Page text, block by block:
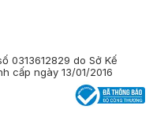
0313612829 do Sở Kế
cấp ngày 13/01/2016